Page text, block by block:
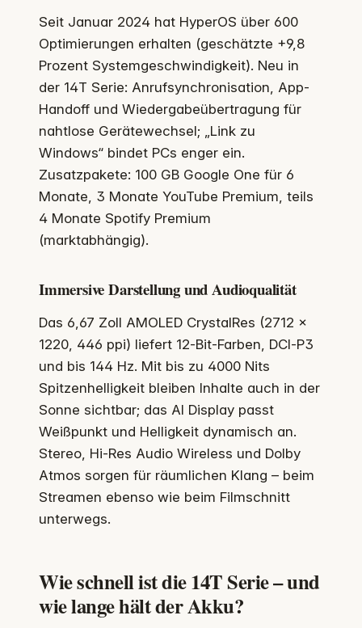
Seit Januar 2024 hat HyperOS über 600
Optimierungen erhalten (geschätzte +9,8
Prozent Systemgeschwindigkeit). Neu in
der 14T Serie: Anrufsynchronisation, App-
Handoff und Wiedergabeübertragung für
nahtlose Gerätewechsel; „Link zu
Windows“ bindet PCs enger ein.
Zusatzpakete: 100 GB Google One für 6
Monate, 3 Monate YouTube Premium, teils
4 Monate Spotify Premium
(marktabhängig).
Immersive Darstellung und Audioqualität
Das 6,67 Zoll AMOLED CrystalRes (2712 ×
1220, 446 ppi) liefert 12‑Bit-Farben, DCI‑P3
und bis 144 Hz. Mit bis zu 4000 Nits
Spitzenhelligkeit bleiben Inhalte auch in der
Sonne sichtbar; das AI Display passt
Weißpunkt und Helligkeit dynamisch an.
Stereo, Hi‑Res Audio Wireless und Dolby
Atmos sorgen für räumlichen Klang – beim
Streamen ebenso wie beim Filmschnitt
unterwegs.
Wie schnell ist die 14T Serie – und
wie lange hält der Akku?